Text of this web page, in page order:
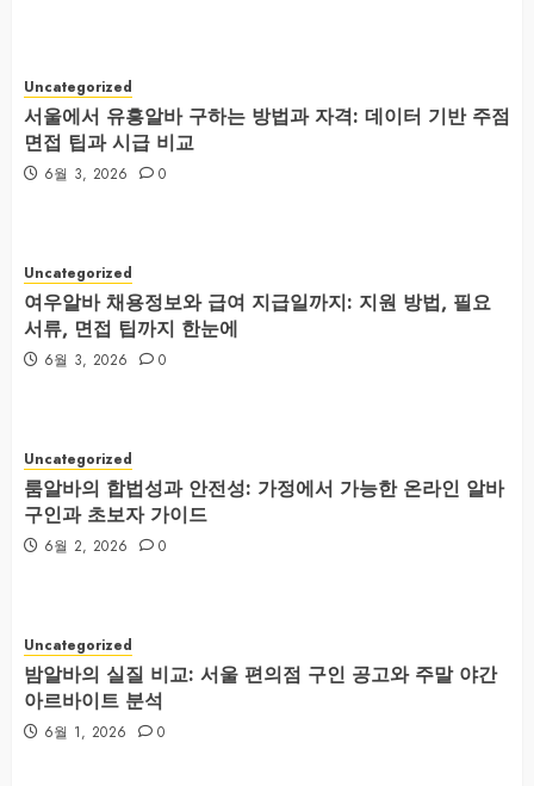
Uncategorized
서울에서 유흥알바 구하는 방법과 자격: 데이터 기반 주점
면접 팁과 시급 비교
6월 3, 2026 0
Uncategorized
여우알바 채용정보와 급여 지급일까지: 지원 방법, 필요
서류, 면접 팁까지 한눈에
6월 3, 2026 0
Uncategorized
룸알바의 합법성과 안전성: 가정에서 가능한 온라인 알바
구인과 초보자 가이드
6월 2, 2026 0
Uncategorized
밤알바의 실질 비교: 서울 편의점 구인 공고와 주말 야간
아르바이트 분석
6월 1, 2026 0